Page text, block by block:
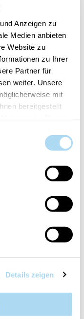
Anzeigen zu
Medien anbieten
Website zu
zu Ihrer
Partner für
weiter. Unsere
mit
bereitgestellt
Details zeigen
Scrapbooking
Large Jar
CHF 18.45